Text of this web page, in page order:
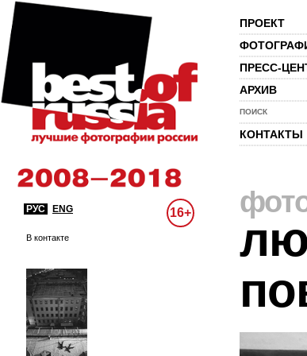
ПРОЕКТ
ПРЕСС-
АРХИВ
ПОИСК
КОНТАКТЫ
РУС ENG 16+
В контакте